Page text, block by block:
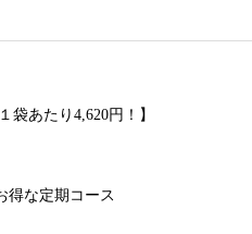
袋あたり4,620円！】
得な定期コース